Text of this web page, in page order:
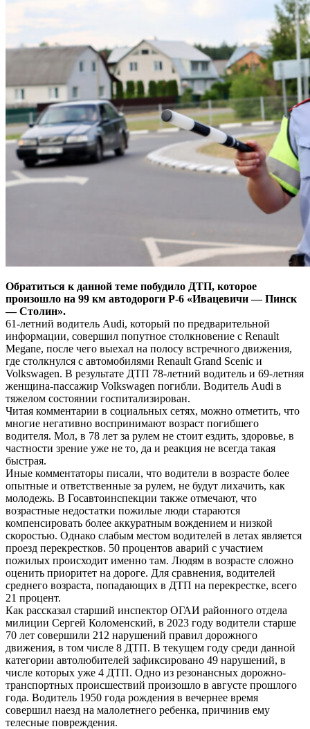
Обратиться к данной теме побудило ДТП, которое
произошло на 99 км автодороги Р-6 «Ивацевичи — Пинск
— Столин».
61-летний водитель Audi, который по предварительной
информации, совершил попутное столкновение с Renault
Megane, после чего выехал на полосу встречного движения,
где столкнулся с автомобилями Renault Grand Scenic и
Volkswagen. В результате ДТП 78-летний водитель и 69-летняя
женщина-пассажир Volkswagen погибли. Водитель Audi в
тяжелом состоянии госпитализирован.
Читая комментарии в социальных сетях, можно отметить, что
многие негативно воспринимают возраст погибшего
водителя. Мол, в 78 лет за рулем не стоит ездить, здоровье, в
частности зрение уже не то, да и реакция не всегда такая
быстрая.
Иные комментаторы писали, что водители в возрасте более
опытные и ответственные за рулем, не будут лихачить, как
молодежь. В Госавтоинспекции также отмечают, что
возрастные недостатки пожилые люди стараются
компенсировать более аккуратным вождением и низкой
скоростью. Однако слабым местом водителей в летах является
проезд перекрестков. 50 процентов аварий с участием
пожилых происходит именно там. Людям в возрасте сложно
оценить приоритет на дороге. Для сравнения, водителей
среднего возраста, попадающих в ДТП на перекрестке, всего
21 процент.
Как рассказал старший инспектор ОГАИ районного отдела
милиции Сергей Коломенский, в 2023 году водители старше
70 лет совершили 212 нарушений правил дорожного
движения, в том числе 8 ДТП. В текущем году среди данной
категории автолюбителей зафиксировано 49 нарушений, в
числе которых уже 4 ДТП. Одно из резонансных дорожно-
транспортных происшествий произошло в августе прошлого
года. Водитель 1950 года рождения в вечернее время
совершил наезд на малолетнего ребенка, причинив ему
телесные повреждения.